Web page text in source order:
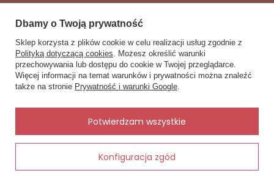
Dodaj do koszyka
⭐⭐⭐⭐⭐„Świetna jakość, kupię ponownie.”
Zobacz również
Inne rzeczy od tego samego producenta×
✨ Asystent zakupowy
Napisz czego szukasz — pokażę
gotowe propozycje.
Dbamy o Twoją prywatność
Sklep korzysta z plików cookie w celu realizacji usług zgodnie z
Polityką dotyczącą cookies. Możesz określić warunki
przechowywania lub dostępu do cookie w Twojej przeglądarce.
Więcej informacji na temat warunków i prywatności można znaleźć
także na stronie Prywatność i warunki Google.
Konfiguracja zgód
Potwierdzam wszystkie